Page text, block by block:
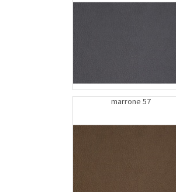
marrone 57